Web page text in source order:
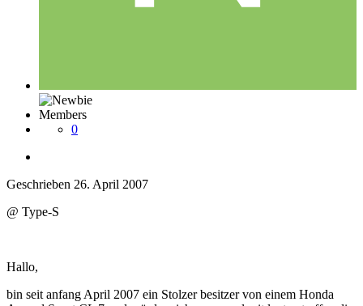
Members
0
Geschrieben 26. April 2007
@ Type-S
Hallo,
bin seit anfang April 2007 ein Stolzer besitzer von einem Honda